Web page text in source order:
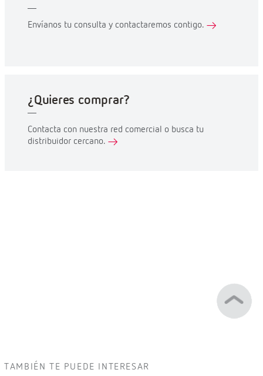
Envíanos tu consulta y contactaremos contigo.
¿Quieres comprar?
Contacta con nuestra red comercial o busca tu
distribuidor cercano.
TAMBIÉN TE PUEDE INTERESAR